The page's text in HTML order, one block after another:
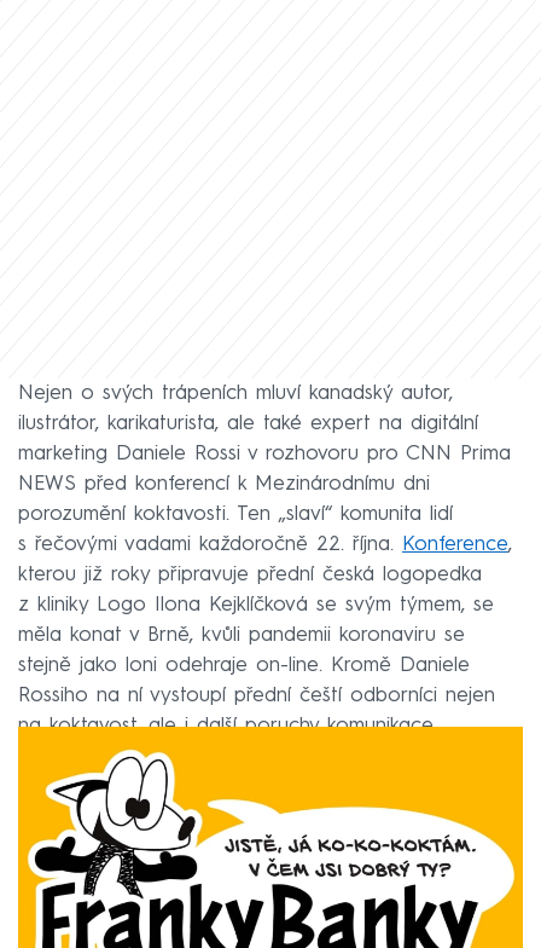
Nejen o svých trápeních mluví kanadský autor,
ilustrátor, karikaturista, ale také expert na digitální
marketing Daniele Rossi v rozhovoru pro CNN Prima
NEWS před konferencí k Mezinárodnímu dni
porozumění koktavosti. Ten „slaví“ komunita lidí
s řečovými vadami každoročně 22. října. Konference,
kterou již roky připravuje přední česká logopedka
z kliniky Logo Ilona Kejklíčková se svým týmem, se
měla konat v Brně, kvůli pandemii koronaviru se
stejně jako loni odehraje on-line. Kromě Daniele
Rossiho na ní vystoupí přední čeští odborníci nejen
na koktavost, ale i další poruchy komunikace.